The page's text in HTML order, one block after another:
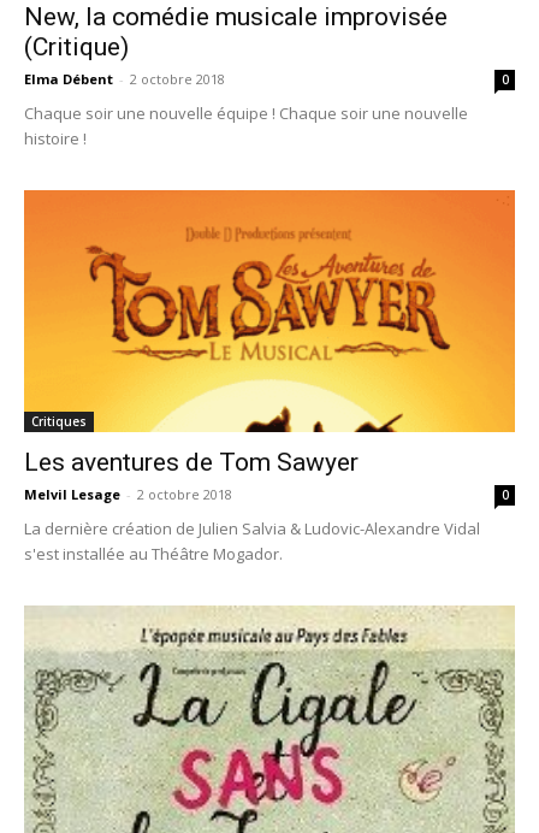
New, la comédie musicale improvisée
(Critique)
Elma Débent - 2 octobre 2018 0
Chaque soir une nouvelle équipe ! Chaque soir une nouvelle
histoire !
Critiques
Les aventures de Tom Sawyer
Melvil Lesage - 2 octobre 2018 0
La dernière création de Julien Salvia & Ludovic-Alexandre Vidal
s'est installée au Théâtre Mogador.